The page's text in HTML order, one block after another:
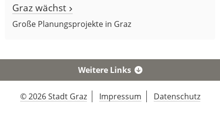
Graz wächst
Große Planungsprojekte in Graz
Weitere Links
© 2026 Stadt Graz Impressum Datenschutz